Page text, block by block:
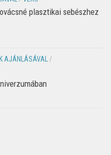
plasztikai sebészhez
AJÁNLÁSÁVAL
/